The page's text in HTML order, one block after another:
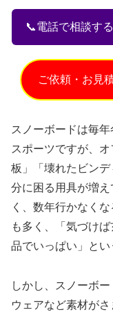
📞電話で相談する
ご依頼・お見
スノーボードは毎
スポーツですが、
板」「壊れたビン
分に困る用具が増
く、数年行かなく
も多く、「気づけ
品でいっぱい」とい
しかし、スノーボ
ウェアなど素材が